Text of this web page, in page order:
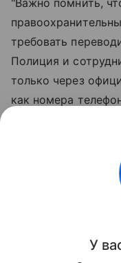
"Важно помнить,
требовать
Полиция и
только через
как номера
требованием
такому звонку,
исходил от
У